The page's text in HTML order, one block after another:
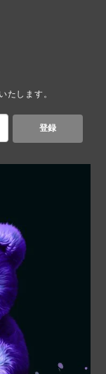
たします。
登録